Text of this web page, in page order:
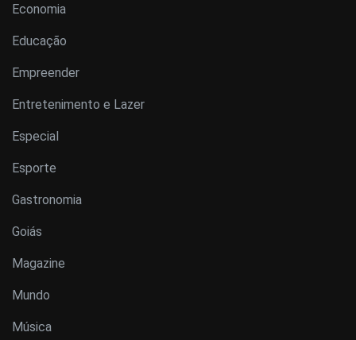
Economia
Educação
Empreender
Entretenimento e Lazer
Especial
Esporte
Gastronomia
Goiás
Magazine
Mundo
Música